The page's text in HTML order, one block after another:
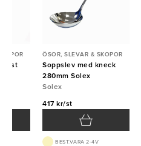
ÖSOR, SLEVAR & SKOPOR
Soppslev med kneck
280mm Solex
Solex
417 kr/st
BEST.VARA 2-4V